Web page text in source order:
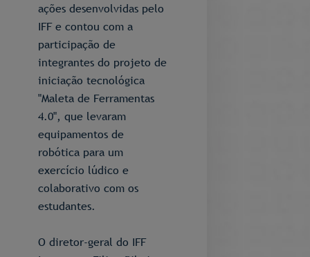
ações desenvolvidas pelo
IFF e contou com a
participação de
integrantes do projeto de
iniciação tecnológica
"Maleta de Ferramentas
4.0", que levaram
equipamentos de
robótica para um
exercício lúdico e
colaborativo com os
estudantes.
O diretor-geral do IFF